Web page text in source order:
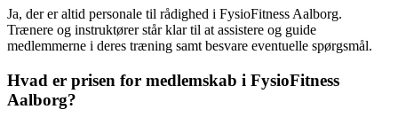
Ja, der er altid personale til rådighed i FysioFitness Aalborg.
Trænere og instruktører står klar til at assistere og guide
medlemmerne i deres træning samt besvare eventuelle spørgsmål.
Hvad er prisen for medlemskab i FysioFitness
Aalborg?